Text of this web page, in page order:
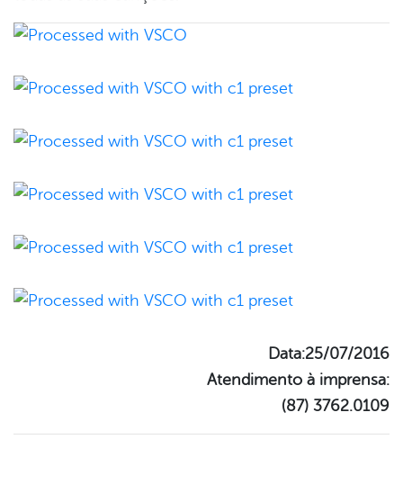
Data:25/07/2016
Atendimento à imprensa:
(87) 3762.0109